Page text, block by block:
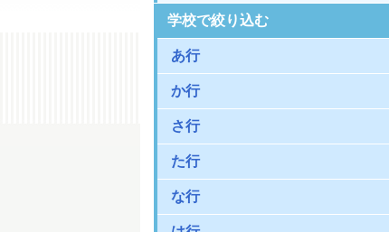
学校で絞り込む
あ行
か行
さ行
た行
な行